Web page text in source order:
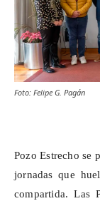
Foto: Felipe G. Pagán
Pozo Estrecho se
jornadas que
compartida. Las